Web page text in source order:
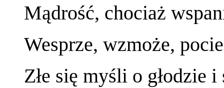
Mądrość, chociaż
Wesprze, wzmoże,
Złe się myśli o głodzie